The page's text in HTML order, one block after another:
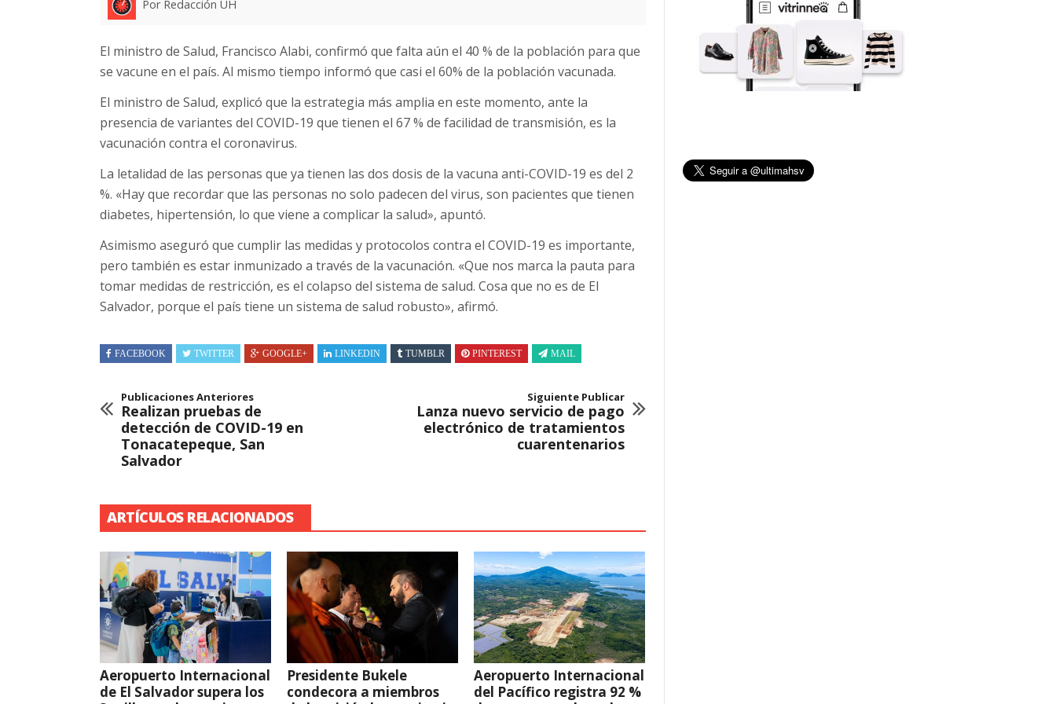
Por Redacción UH
El ministro de Salud, Francisco Alabi, confirmó que falta aún el 40 % de la población para que
se vacune en el país. Al mismo tiempo informó que casi el 60% de la población vacunada.
El ministro de Salud, explicó que la estrategia más amplia en este momento, ante la
presencia de variantes del COVID-19 que tienen el 67 % de facilidad de transmisión, es la
vacunación contra el coronavirus.
La letalidad de las personas que ya tienen las dos dosis de la vacuna anti-COVID-19 es del 2
%. «Hay que recordar que las personas no solo padecen del virus, son pacientes que tienen
diabetes, hipertensión, lo que viene a complicar la salud», apuntó.
Asimismo aseguró que cumplir las medidas y protocolos contra el COVID-19 es importante,
pero también es estar inmunizado a través de la vacunación. «Que nos marca la pauta para
tomar medidas de restricción, es el colapso del sistema de salud. Cosa que no es de El
Salvador, porque el país tiene un sistema de salud robusto», afirmó.
FACEBOOK TWITTER GOOGLE+ LINKEDIN TUMBLR PINTEREST MAIL
Publicaciones Anteriores
Realizan pruebas de
detección de COVID-19 en
Tonacatepeque, San
Salvador
Siguiente Publicar
Lanza nuevo servicio de pago
electrónico de tratamientos
cuarentenarios
ARTÍCULOS RELACIONADOS
Aeropuerto Internacional
de El Salvador supera los
Presidente Bukele
condecora a miembros
Aeropuerto Internacional
del Pacífico registra 92 %